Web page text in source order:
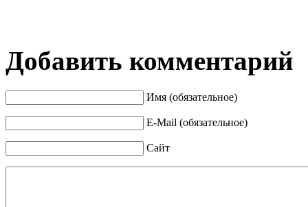
Добавить комментарий
Имя (обязательное)
E-Mail (обязательное)
Сайт